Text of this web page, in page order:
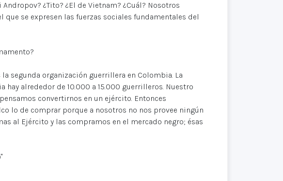
Andropov? ¿Tito? ¿El de Vietnam? ¿Cuál? Nosotros
se expresen las fuerzas sociales fundamentales del
segunda organización guerrillera en Colombia. La
hay alrededor de 10.000 a 15.000 guerrilleros. Nuestro
convertirnos en un ejército. Entonces
lo de comprar porque a nosotros no nos provee ningún
al Ejército y las compramos en el mercado negro; ésas